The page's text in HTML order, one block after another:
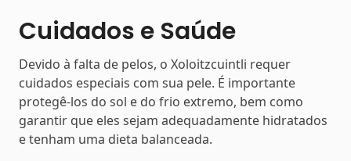
Cuidados e Saúde
Devido à falta de pelos, o Xoloitzcuintli requer
cuidados especiais com sua pele. É importante
protegê-los do sol e do frio extremo, bem como
garantir que eles sejam adequadamente hidratados
e tenham uma dieta balanceada.